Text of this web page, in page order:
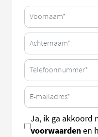
Ja, ik ga akkoord
voorwaardenen